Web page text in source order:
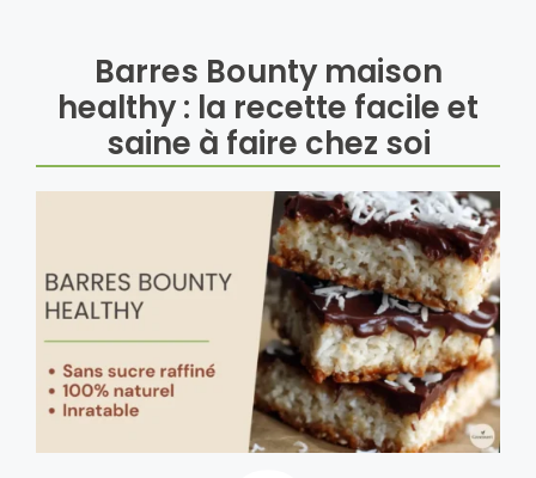
Barres Bounty maison
healthy : la recette facile et
saine à faire chez soi